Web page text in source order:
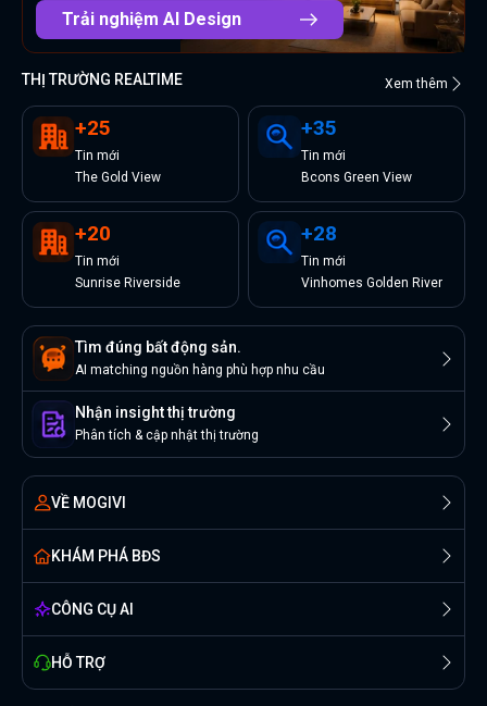
Trải nghiệm AI Design
THỊ TRƯỜNG REALTIME Xem thêm
+25
Tin mới
The Gold View
+35
Tin mới
Bcons Green View
+20
Tin mới
Sunrise Riverside
+28
Tin mới
Vinhomes Golden River
Tìm đúng bất động sản.
AI matching nguồn hàng phù hợp nhu cầu
Nhận insight thị trường
Phân tích & cập nhật thị trường
VỀ MOGIVI
KHÁM PHÁ BĐS
CÔNG CỤ AI
HỖ TRỢ